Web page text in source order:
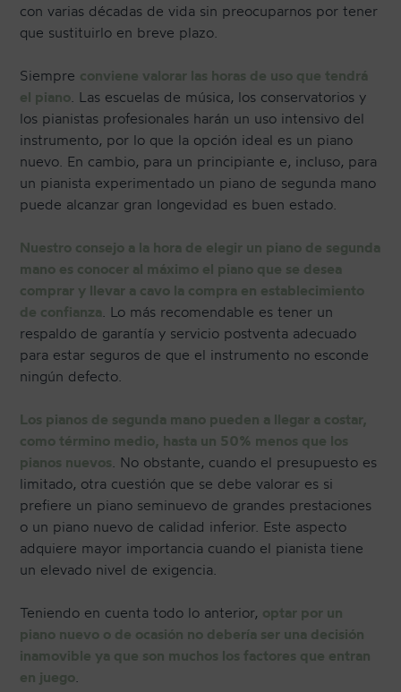
con varias décadas de vida sin preocuparnos por tener
que sustituirlo en breve plazo.
Siempre conviene valorar las horas de uso que tendrá
el piano . Las escuelas de música, los conservatorios y
los pianistas profesionales harán un uso intensivo del
instrumento, por lo que la opción ideal es un piano
nuevo. En cambio, para un principiante e, incluso, para
un pianista experimentado un piano de segunda mano
puede alcanzar gran longevidad es buen estado.
Nuestro consejo a la hora de elegir un piano de segunda
mano es conocer al máximo el piano que se desea
comprar y llevar a cavo la compra en establecimiento
de confianza . Lo más recomendable es tener un
respaldo de garantía y servicio postventa adecuado
para estar seguros de que el instrumento no esconde
ningún defecto.
Los pianos de segunda mano pueden a llegar a costar,
como término medio, hasta un 50% menos que los
pianos nuevos . No obstante, cuando el presupuesto es
limitado, otra cuestión que se debe valorar es si
prefiere un piano seminuevo de grandes prestaciones
o un piano nuevo de calidad inferior. Este aspecto
adquiere mayor importancia cuando el pianista tiene
un elevado nivel de exigencia.
Teniendo en cuenta todo lo anterior, optar por un
piano nuevo o de ocasión no debería ser una decisión
inamovible ya que son muchos los factores que entran
en juego